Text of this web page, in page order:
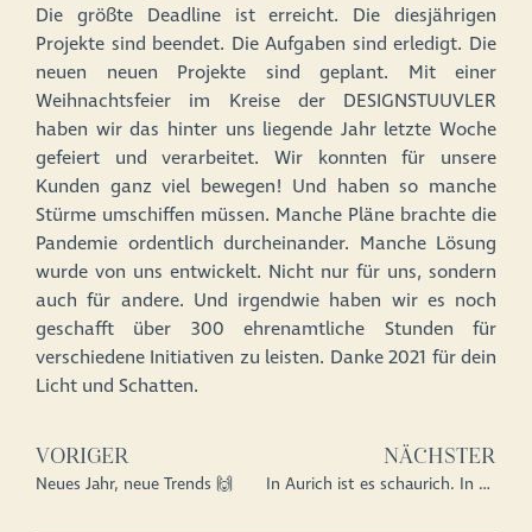
Die größte Deadline ist erreicht. Die diesjährigen
Projekte sind beendet. Die Aufgaben sind erledigt. Die
neuen neuen Projekte sind geplant. Mit einer
Weihnachtsfeier im Kreise der DESIGNSTUUVLER
haben wir das hinter uns liegende Jahr letzte Woche
gefeiert und verarbeitet. Wir konnten für unsere
Kunden ganz viel bewegen! Und haben so manche
Stürme umschiffen müssen. Manche Pläne brachte die
Pandemie ordentlich durcheinander. Manche Lösung
wurde von uns entwickelt. Nicht nur für uns, sondern
auch für andere. Und irgendwie haben wir es noch
geschafft über 300 ehrenamtliche Stunden für
verschiedene Initiativen zu leisten. Danke 2021 für dein
Licht und Schatten.
VORIGER
Neues Jahr, neue Trends 🙌
NÄCHSTER
In Aurich ist es schaurich. In Leer noch viel mehr.